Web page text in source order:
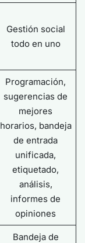
Gestión social
todo en uno
Programación,
sugerencias de
mejores
horarios, bandeja
de entrada
unificada,
etiquetado,
análisis,
informes de
opiniones
Bandeja de